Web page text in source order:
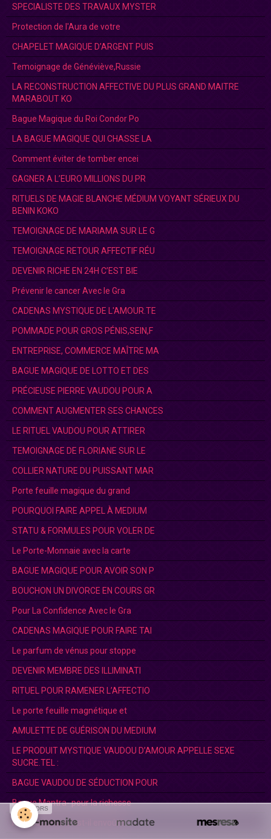
SPECIALISTE DES TRAVAUX MYSTER
Protection de l'Aura de votre
CHAPELET MAGIQUE D’ARGENT PUIS
Temoignage de Généviève,Russie
LA RECONSTRUCTION AFFECTIVE DU PLUS GRAND MAITRE
MARABOUT KO
Bague Magique du Roi Condor Po
LA BAGUE MAGIQUE QUI CHASSE LA
Comment éviter de tomber encei
GAGNER A L’EURO MILLIONS DU PR
RITUELS DE MAGIE BLANCHE MÉDIUM VOYANT SÉRIEUX DU
BENIN KOKO
TEMOIGNAGE DE MARIAMA SUR LE G
TEMOIGNAGE RETOUR AFFECTIF RÉU
DEVENIR RICHE EN 24H C’EST BIE
Prévenir le cancer Avec le Gra
CADENAS MYSTIQUE DE L'AMOUR.TE
POMMADE POUR GROS PÉNIS,SEIN,F
ENTREPRISE, COMMERCE MAÎTRE MA
BAGUE MAGIQUE DE LOTTO ET DES
PRÉCIEUSE PIERRE VAUDOU POUR A
COMMENT AUGMENTER SES CHANCES
LE RITUEL VAUDOU POUR ATTIRER
TEMOIGNAGE DE FLORIANE SUR LE
COLLIER NATURE DU PUISSANT MAR
Porte feuille magique du grand
POURQUOI FAIRE APPEL À MEDIUM
STATU & FORMULES POUR VOLER DE
Le Porte-Monnaie avec la carte
BAGUE MAGIQUE POUR AVOIR SON P
BOUCHON UN DIVORCE EN COURS GR
Pour La Confidence Avec le Gra
CADENAS MAGIQUE POUR FAIRE TAI
Le parfum de vénus pour stoppe
DEVENIR MEMBRE DES ILLIMINATI
RITUEL POUR RAMENER L’AFFECTIO
Le porte feuille magnétique et
AMULETTE DE GUÉRISON DU MEDIUM
LE PRODUIT MYSTIQUE VAUDOU D’AMOUR APPELLE SEXE
SUCRE.TEL :
BAGUE VAUDOU DE SÉDUCTION POUR
Bague Mantra- pour la richesse
Mon partenaire est-il envoûté
SPONSORS